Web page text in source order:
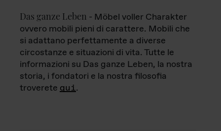
Das ganze Leben - Möbel voller Charakter
ovvero mobili pieni di carattere. Mobili che
si adattano perfettamente a diverse
circostanze e situazioni di vita. Tutte le
informazioni su Das ganze Leben, la nostra
storia, i fondatori e la nostra filosofia
troverete qui.